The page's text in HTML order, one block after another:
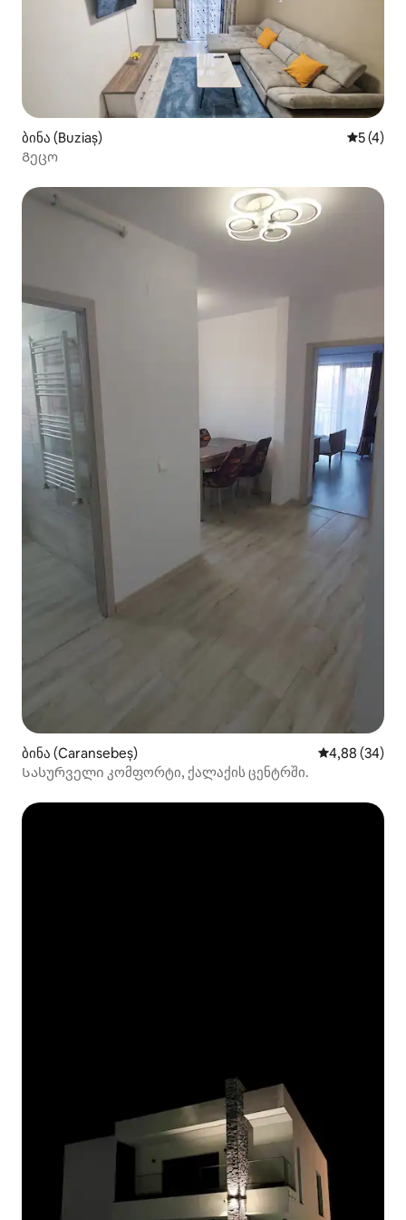
ბინა (Buziaș)
5 (4)
Გეცო
ბინა (Caransebeș) საშუალო
4,88 (34)
Სასურველი კომფორტი, ქალაქის ცენტრში.